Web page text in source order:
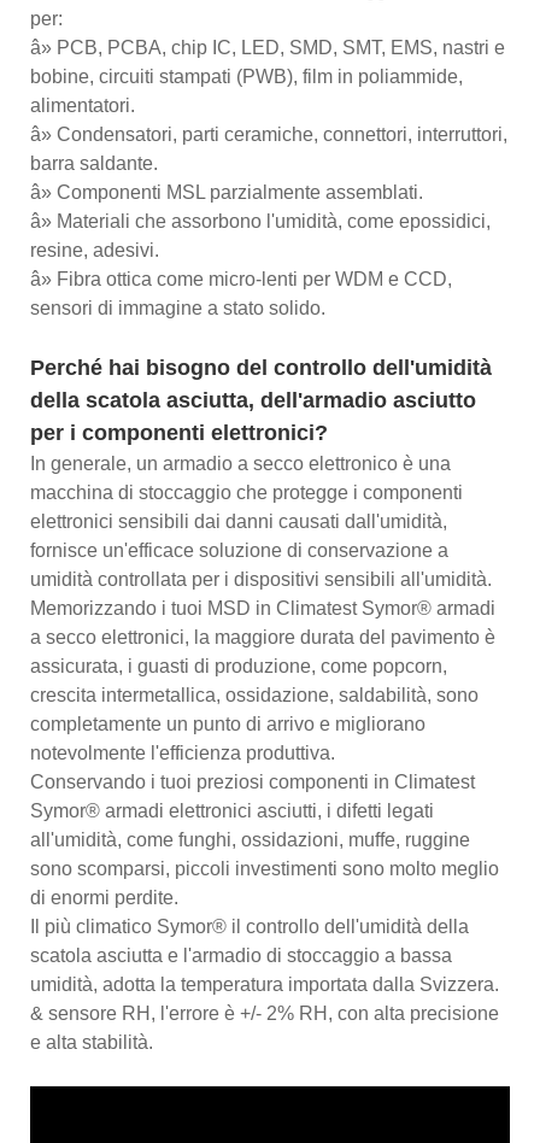
per:
â» PCB, PCBA, chip IC, LED, SMD, SMT, EMS, nastri e
bobine, circuiti stampati (PWB), film in poliammide,
alimentatori.
â» Condensatori, parti ceramiche, connettori, interruttori,
barra saldante.
â» Componenti MSL parzialmente assemblati.
â» Materiali che assorbono l'umidità, come epossidici,
resine, adesivi.
â» Fibra ottica come micro-lenti per WDM e CCD,
sensori di immagine a stato solido.
Perché hai bisogno del controllo dell'umidità
della scatola asciutta, dell'armadio asciutto
per i componenti elettronici?
In generale, un armadio a secco elettronico è una
macchina di stoccaggio che protegge i componenti
elettronici sensibili dai danni causati dall'umidità,
fornisce un'efficace soluzione di conservazione a
umidità controllata per i dispositivi sensibili all'umidità.
Memorizzando i tuoi MSD in Climatest Symor® armadi
a secco elettronici, la maggiore durata del pavimento è
assicurata, i guasti di produzione, come popcorn,
crescita intermetallica, ossidazione, saldabilità, sono
completamente un punto di arrivo e migliorano
notevolmente l'efficienza produttiva.
Conservando i tuoi preziosi componenti in Climatest
Symor® armadi elettronici asciutti, i difetti legati
all'umidità, come funghi, ossidazioni, muffe, ruggine
sono scomparsi, piccoli investimenti sono molto meglio
di enormi perdite.
Il più climatico Symor® il controllo dell'umidità della
scatola asciutta e l'armadio di stoccaggio a bassa
umidità, adotta la temperatura importata dalla Svizzera.
& sensore RH, l'errore è +/- 2% RH, con alta precisione
e alta stabilità.